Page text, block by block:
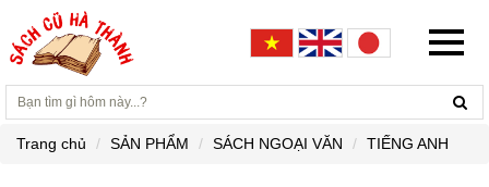
Trang chủ SẢN PHẨM SÁCH NGOẠI VĂN TIẾNG ANH